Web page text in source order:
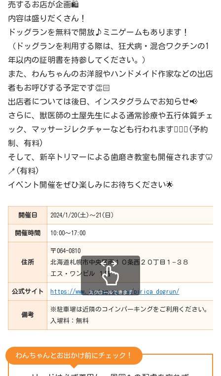
売するお店が企画🛍️
内容は盛りだくさん！
ドッグランを無料で開放♪ミニゲームもあります！
（ドッグランを利用する際は、狂犬病・混合ワクチンの1
年以内の証明書を持参してください。）
また、わんちゃんのお洋服やハンドメイド作家などの出店
者もお呼びする予定です👏🏻
出店者については後日、インスタグラムでお知らせ📢
さらに、獣医師の土屋先生による通常診療や五行体質チェ
ック、マッサージレクチャーなども行われます👩🏻‍⚕️(予約
制、有料)
そして、新卒トリマーによる歯磨き教室も開催されます🦷
🪥(有料)
イベント開催をぜひ楽しみにお待ちください🌟
開催日 2024/1/20(土)〜21(日）
開催時間 10:00〜17:00
住所
〒064-0810
北海道札幌市中央区南１０条西２０丁目１−３８
エス・ワンビル １階
公式サイト https://www.instagram.com/pirica_dogrun/
備考
※駐車場は近隣のコインパーキングをご利用ください。
入場料：無料
スクロールできます
わんちゃんとお出かけ前にチェック！